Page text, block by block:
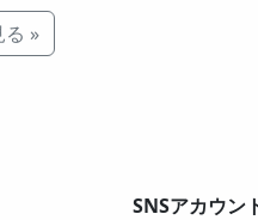
»
SNSアカウン